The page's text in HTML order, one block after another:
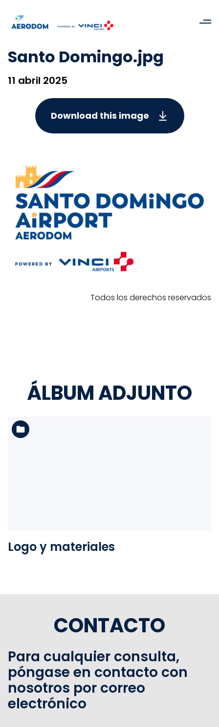
Santo Domingo.jpg
11 abril 2025
Download this image
Todos los derechos reservados
ÁLBUM ADJUNTO
Logo y materiales
CONTACTO
Para cualquier consulta,
póngase en contacto con
nosotros por correo
electrónico